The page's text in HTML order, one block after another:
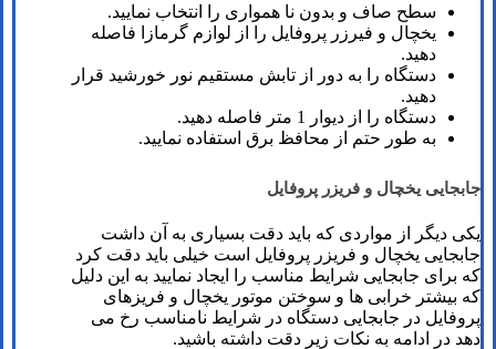
سطح صاف و بدون نا همواری را انتخاب نمایید.
یخچال و فیرزر پروفایل را از لوازم گرمازا فاصله
دهید.
دستگاه را به دور از تابش مستقیم نور خورشید قرار
دهید.
دستگاه را از دیوار 1 متر فاصله دهید.
به طور حتم از محافظ برق استفاده نمایید.
جابجایی یخچال و فریزر پروفایل
یکی دیگر از مواردی که باید دقت بسیاری به آن داشت
جابجایی یخچال و فریزر پروفایل است خیلی باید دقت کرد
که برای جابجایی شرایط مناسب را ایجاد نمایید به این دلیل
که بیشتر خرابی ها و سوختن موتور یخچال و فریزهای
پروفایل در جابجایی دستگاه در شرایط نامناسب رخ می
دهد در ادامه به نکات زیر دقت داشته باشید.